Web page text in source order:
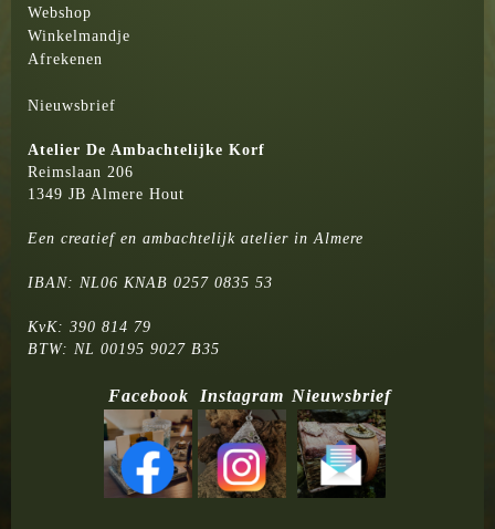
Webshop
Winkelmandje
Afrekenen
Nieuwsbrief
Atelier De Ambachtelijke Korf
Reimslaan 206
1349 JB Almere Hout
Een creatief en ambachtelijk atelier in Almere
IBAN: NL06 KNAB 0257 0835 53
KvK: 390 814 79
BTW: NL 00195 9027 B35
Facebook Instagram Nieuwsbrief